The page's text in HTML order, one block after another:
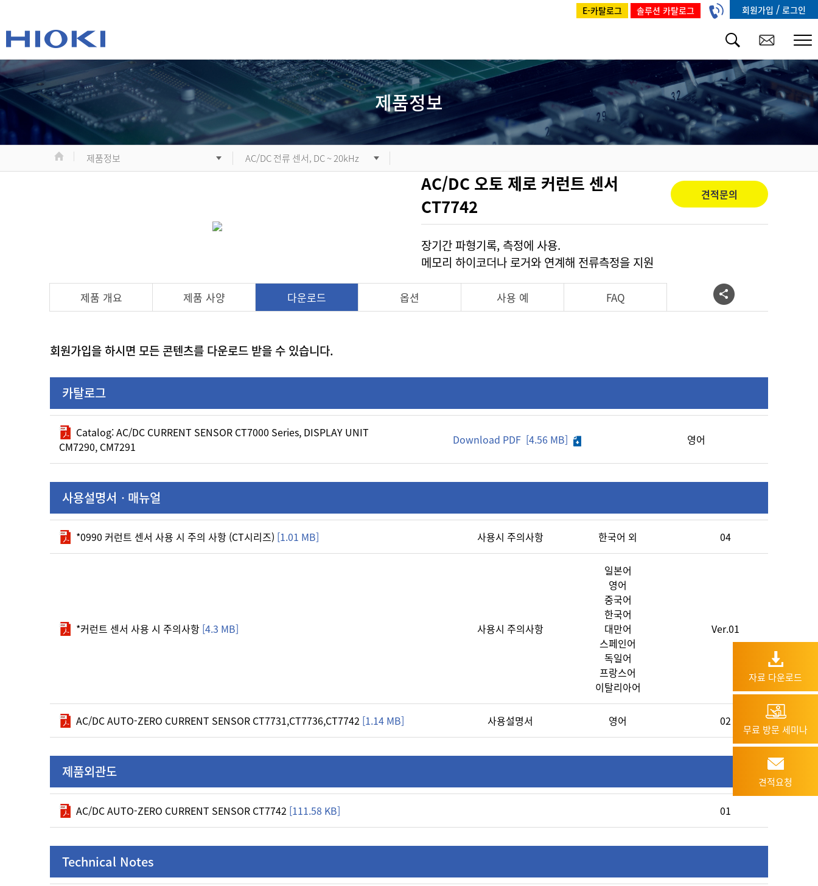
E-카탈로그 솔루션 카탈로그 회원가입 / 로그인
제품정보
제품정보 AC/DC 전류 센서, DC ~ 20kHz
AC/DC 오토 제로 커런트 센서
CT7742
견적문의
장기간 파형기록, 측정에 사용.
메모리 하이코더나 로거와 연계해 전류측정을 지원
제품 개요 제품 사양 다운로드 옵션 사용 예 FAQ
회원가입을 하시면 모든 콘텐츠를 다운로드 받을 수 있습니다.
카탈로그
Catalog: AC/DC CURRENT SENSOR CT7000 Series, DISPLAY UNIT
CM7290, CM7291
Download PDF [4.56 MB] 영어
사용설명서ㆍ매뉴얼
*0990 커런트 센서 사용 시 주의 사항 (CT시리즈) [1.01 MB] 사용시 주의사항 한국어 외 04
*커런트 센서 사용 시 주의사항 [4.3 MB] 사용시 주의사항
일본어
영어
중국어
한국어
대만어
스페인어
독일어
프랑스어
이탈리아어
Ver.01
AC/DC AUTO-ZERO CURRENT SENSOR CT7731,CT7736,CT7742 [1.14 MB] 사용설명서 영어 02
제품외관도
AC/DC AUTO-ZERO CURRENT SENSOR CT7742 [111.58 KB] 01
Technical Notes
자료 다운로드
무료 방문 세미나
견적요청